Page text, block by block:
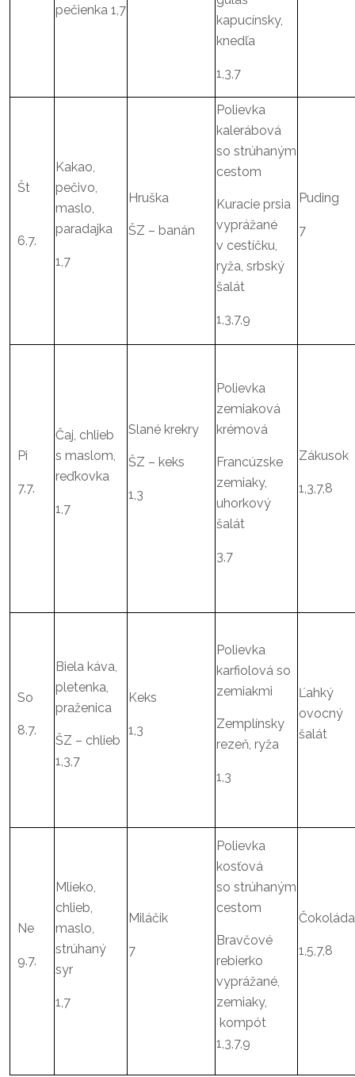
pečienka 1,7
kapucínsky,
knedľa
1,3,7
Št
6.7.
Kakao,
pečivo,
maslo,
paradajka
1,7
Hruška
ŠZ – banán
Polievka
kalerábová
so strúhaným
cestom
Kuracie prsia
vyprážané
v cestíčku,
ryža, srbský
šalát
1,3,7,9
Puding
7
Pi
7.7.
Čaj, chlieb
s maslom,
reďkovka
1,7
Slané krekry
ŠZ – keks
1,3
Polievka
zemiaková
krémová
Francúzske
zemiaky,
uhorkový
šalát
3,7
Zákusok
1,3,7,8
So
8.7.
Biela káva,
pletenka,
praženica
ŠZ – chlieb
1,3,7
Keks
1,3
Polievka
karfiolová so
zemiakmi
Zemplínsky
rezeň, ryža
1,3
Ľahký
ovocný
šalát
Ne
9.7.
Mlieko,
chlieb,
maslo,
strúhaný
syr
1,7
Miláčik
7
Polievka
kosťová
so strúhaným
cestom
Bravčové
rebierko
vyprážané,
zemiaky,
kompót
1,3,7,9
Čokoláda
1,5,7,8